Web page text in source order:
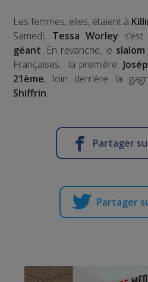
Les femmes, elles, étaient à
Samedi, Tessa Worley
géant. En revanche, le slalom
Françaises : la première,
21ème, loin derrière la
Shiffrin.
Partager
Partager